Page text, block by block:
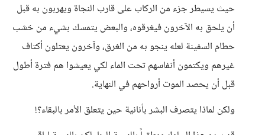
حيث يسيطر جزء من الركاب على قارب النجاة ويهربون به قبل
أن يلحق به الآخرون فيغرقوه، والبعض يتمسك بشيء من خشب
حطام السفينة لعله ينجو به من الغرق، وآخرون يعتلون أكتاف
غيرهم ويكتمون أنفاسهم تحت الماء لكي يعيشوا هم فترة أطول
قبل أن يحصد الموت أرواحهم في النهاية.
ولكن لماذا يتصرف البشر بأنانية حين يتعلق الأمر بالبقاء؟!